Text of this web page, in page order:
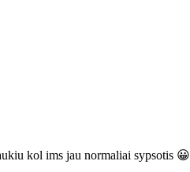
kol ims jau normaliai sypsotis 😀